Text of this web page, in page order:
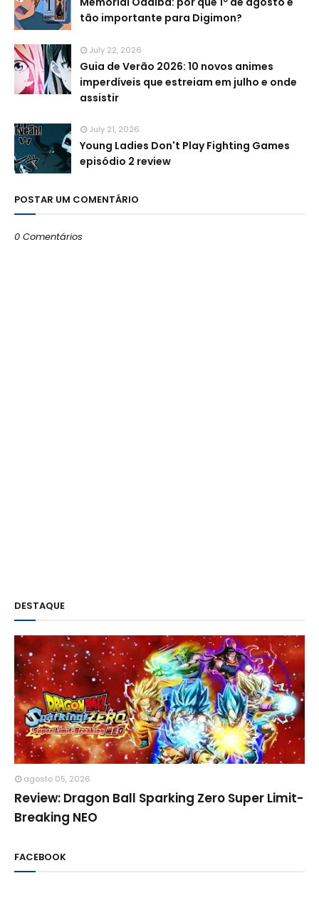
tão importante para Digimon?
July 22, 2026
Guia de Verão 2026: 10 novos animes
imperdíveis que estreiam em julho e onde
assistir
July 21, 2026
Young Ladies Don't Play Fighting Games
episódio 2 review
POSTAR UM COMENTÁRIO
0 Comentários
DESTAQUE
agosto 05, 2026
Review: Dragon Ball Sparking Zero Super Limit-
Breaking NEO
FACEBOOK